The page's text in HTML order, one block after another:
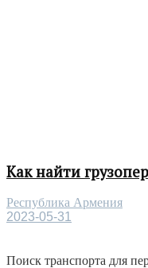
Как найти
Республика Армения
2023-05-31
Поиск транспорта для